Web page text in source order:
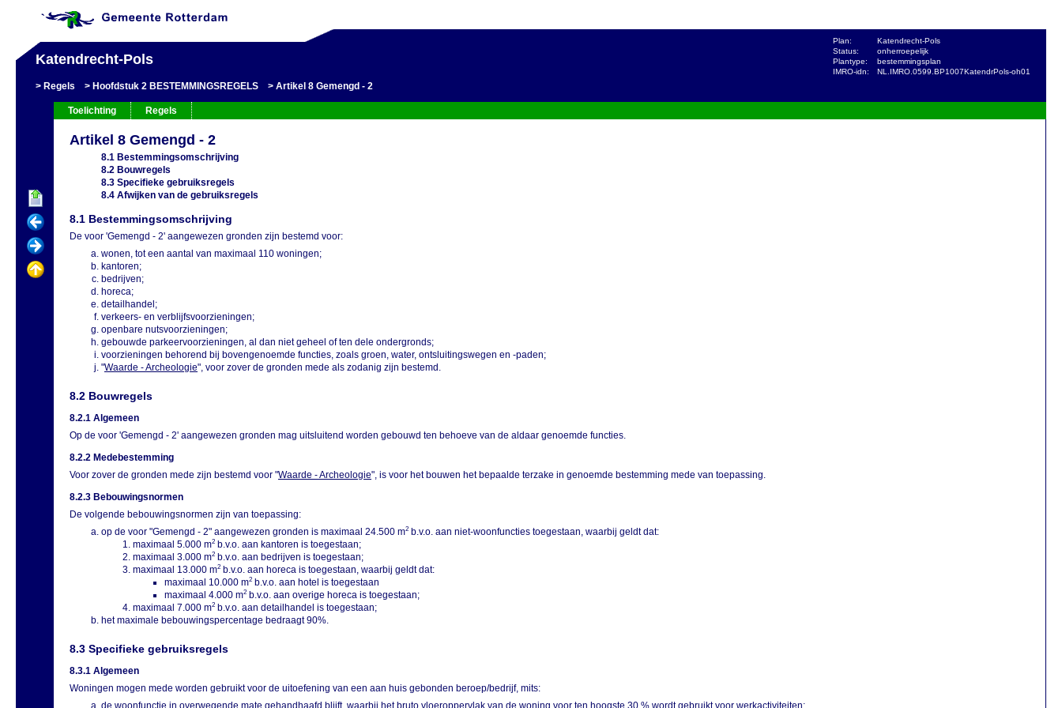
Katendrecht-Pols
Regels Hoofdstuk 2 BESTEMMINGSREGELS Artikel 8 Gemengd - 2
Plan:
Katendrecht-Pols
Status:
onherroepelijk
Plantype:
bestemmingsplan
IMRO-idn:
NL.IMRO.0599.BP1007KatendrPols-oh01
Toelichting Regels
Artikel 8 Gemengd - 2
8.1 Bestemmingsomschrijving
8.2 Bouwregels
8.3 Specifieke gebruiksregels
8.4 Afwijken van de gebruiksregels
8.1 Bestemmingsomschrijving
De voor 'Gemengd - 2' aangewezen gronden zijn bestemd voor:
wonen, tot een aantal van maximaal 110 woningen;
kantoren;
bedrijven;
horeca;
detailhandel;
verkeers- en verblijfsvoorzieningen;
openbare nutsvoorzieningen;
gebouwde parkeervoorzieningen, al dan niet geheel of ten dele ondergronds;
voorzieningen behorend bij bovengenoemde functies, zoals groen, water, ontsluitingswegen en -paden;
"Waarde - Archeologie", voor zover de gronden mede als zodanig zijn bestemd.
8.2 Bouwregels
8.2.1 Algemeen
Op de voor 'Gemengd - 2' aangewezen gronden mag uitsluitend worden gebouwd ten behoeve van de aldaar genoemde functies.
8.2.2 Medebestemming
Voor zover de gronden mede zijn bestemd voor "Waarde - Archeologie", is voor het bouwen het bepaalde terzake in genoemde bestemming mede van toepassing.
8.2.3 Bebouwingsnormen
De volgende bebouwingsnormen zijn van toepassing:
op de voor "Gemengd - 2" aangewezen gronden is maximaal 24.500 m2 b.v.o. aan niet-woonfuncties toegestaan, waarbij geldt dat:
maximaal 5.000 m2 b.v.o. aan kantoren is toegestaan;
maximaal 3.000 m2 b.v.o. aan bedrijven is toegestaan;
maximaal 13.000 m2 b.v.o. aan horeca is toegestaan, waarbij geldt dat:
maximaal 10.000 m2 b.v.o. aan hotel is toegestaan
maximaal 4.000 m2 b.v.o. aan overige horeca is toegestaan;
maximaal 7.000 m2 b.v.o. aan detailhandel is toegestaan;
het maximale bebouwingspercentage bedraagt 90%.
8.3 Specifieke gebruiksregels
8.3.1 Algemeen
Woningen mogen mede worden gebruikt voor de uitoefening van een aan huis gebonden beroep/bedrijf, mits:
de woonfunctie in overwegende mate gehandhaafd blijft, waarbij het bruto vloeroppervlak van de woning voor ten hoogste 30 % wordt gebruikt voor werkactiviteiten;